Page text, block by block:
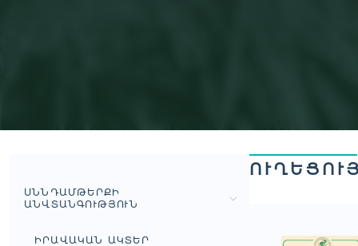
ՍՆՆԴԱՄԹԵՐՔԻ
ԱՆՎՏԱՆԳՈՒԹՅՈՒՆ
ԻՐԱՎԱԿԱՆ ԱԿՏԵՐ